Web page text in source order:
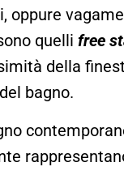
oppure
quelli free
della
bagno.